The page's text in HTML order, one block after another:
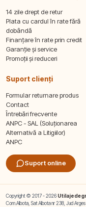
14 zile drept de retur
Plata cu cardul în rate fără
dobândă
Finanțare în rate prin credit
Garanție și service
Promoții și reduceri
Suport clienți
Formular returnare produs
Contact
Întrebări frecvente
ANPC - SAL (Soluționarea
Alternativă a Litigiilor)
ANPC
Suport online
Copyright © 2017 - 2026
Com.Albota, Sat Albota nr 238, Jud